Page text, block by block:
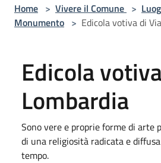
Home > Vivere il Comune >
Monumento > Edicola votiva di
Edicola
Lombardia
Sono vere e proprie forme di arte
di una religiosità radicata e
tempo.